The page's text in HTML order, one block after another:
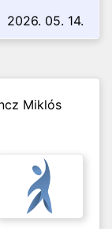
2026. 05. 14.
Miklós